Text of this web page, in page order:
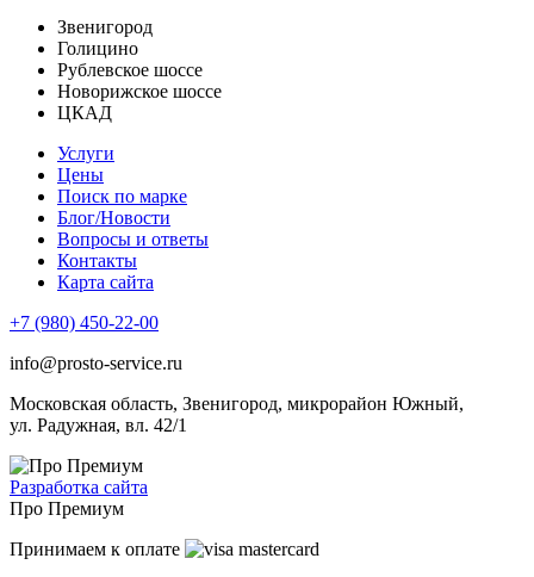
Звенигород
Голицино
Рублевское шоссе
Новорижское шоссе
ЦКАД
Услуги
Цены
Поиск по марке
Блог/Новости
Вопросы и ответы
Контакты
Карта сайта
+7 (980) 450-22-00
info@prosto-service.ru
Московская область, Звенигород, микрорайон Южный,
ул. Радужная, вл. 42/1
Разработка сайта
Про Премиум
Принимаем к оплате